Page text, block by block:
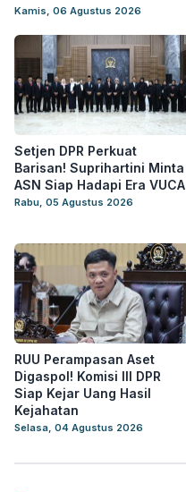
Kamis, 06 Agustus 2026
Setjen DPR Perkuat
Barisan! Suprihartini Minta
ASN Siap Hadapi Era VUCA
Rabu, 05 Agustus 2026
RUU Perampasan Aset
Digaspol! Komisi III DPR
Siap Kejar Uang Hasil
Kejahatan
Selasa, 04 Agustus 2026